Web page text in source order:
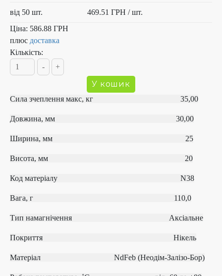
від 50 шт. 469.51 ГРН / шт.
Ціна: 586.88 ГРН
плюс доставка
Кількість:
Сила зчеплення макс, кг 35,00
Довжина, мм 30,00
Ширина, мм 25
Висота, мм 20
Код матеріалу N38
Вага, г 110,0
Тип намагнічення Аксіальне
Покриття Нікель
Матеріал NdFeb (Неодім-Залізо-Бор)